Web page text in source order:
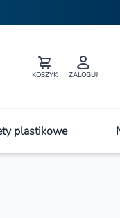
KOSZYK ZALOGUJ
plastikowe